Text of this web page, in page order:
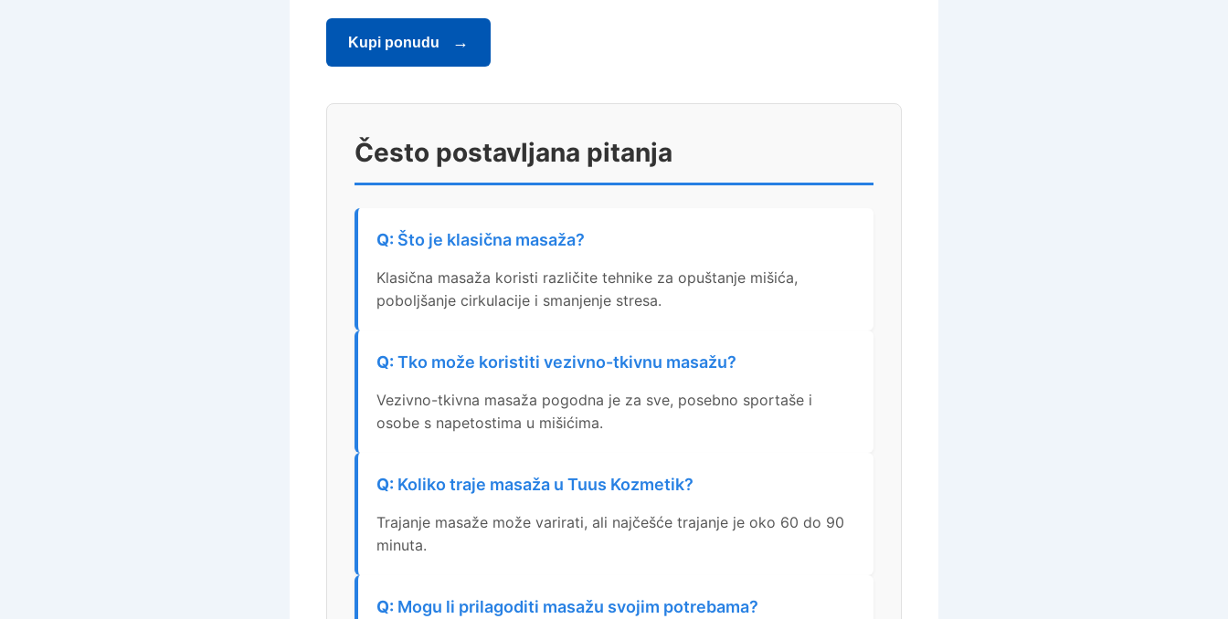
Kupi ponudu
Često postavljana pitanja
Što je klasična masaža?
Klasična masaža koristi različite tehnike za opuštanje mišića,
poboljšanje cirkulacije i smanjenje stresa.
Tko može koristiti vezivno-tkivnu masažu?
Vezivno-tkivna masaža pogodna je za sve, posebno sportaše i
osobe s napetostima u mišićima.
Koliko traje masaža u Tuus Kozmetik?
Trajanje masaže može varirati, ali najčešće trajanje je oko 60 do 90
minuta.
Mogu li prilagoditi masažu svojim potrebama?